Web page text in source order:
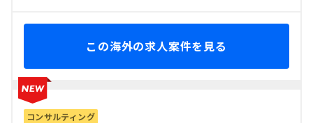
この海外の求人案件を見る
コンサルティング